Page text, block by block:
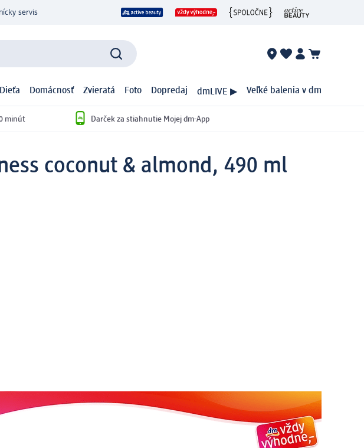
servis
Dieťa Domácnosť Zvieratá Foto Dopredaj dmLIVE ▶ Veľké balenia v dm
minút Darček za stiahnutie Mojej dm-App
coconut & almond, 490 ml